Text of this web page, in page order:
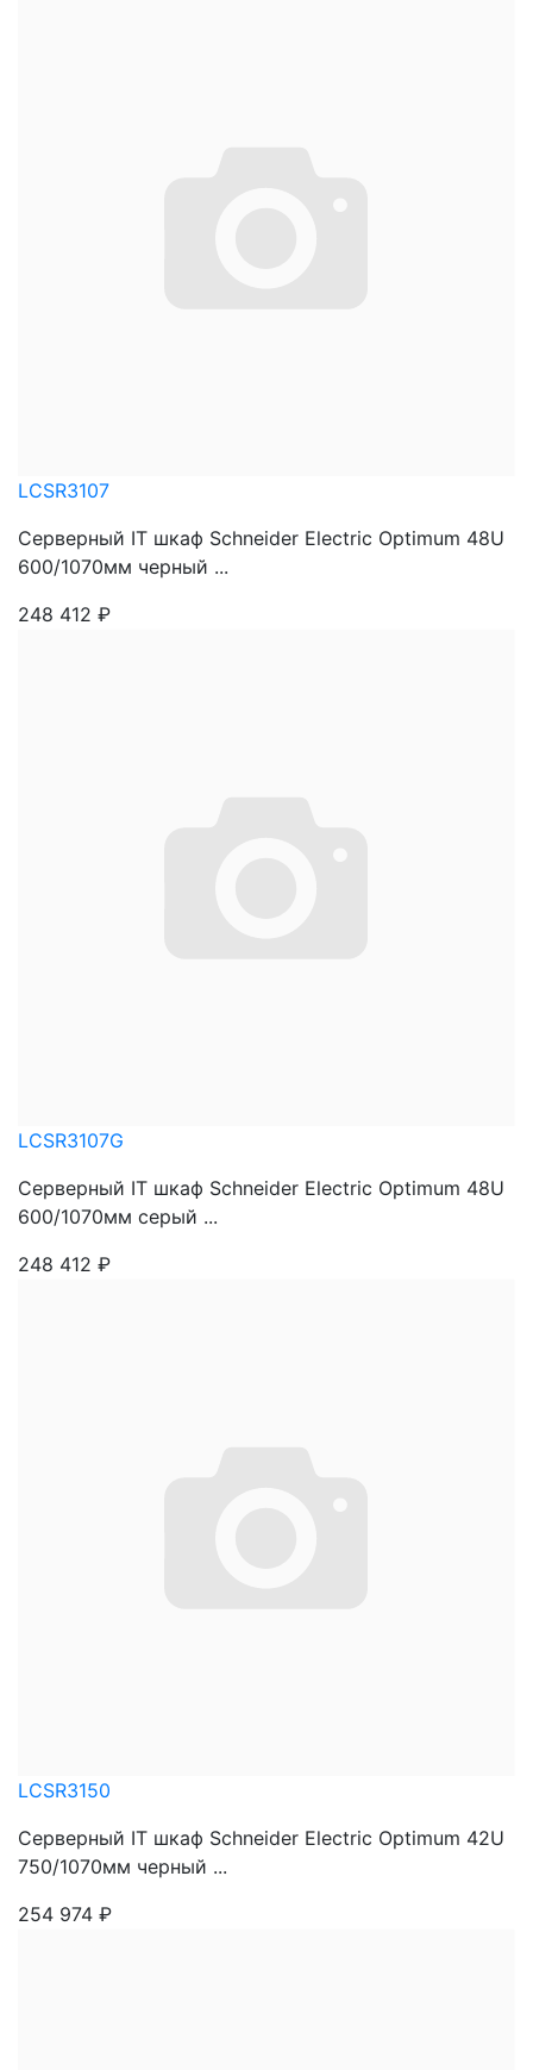
LCSR3107
Серверный IT шкаф Schneider Electric Optimum 48U
600/1070мм черный ...
248 412 ₽
LCSR3107G
Серверный IT шкаф Schneider Electric Optimum 48U
600/1070мм серый ...
248 412 ₽
LCSR3150
Серверный IT шкаф Schneider Electric Optimum 42U
750/1070мм черный ...
254 974 ₽